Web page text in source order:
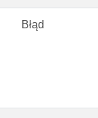
Błąd